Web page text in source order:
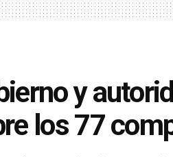
y
los 77